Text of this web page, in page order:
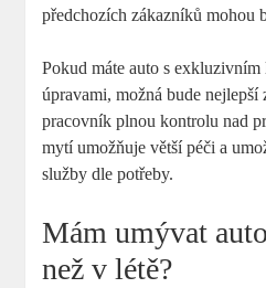
předchozích zákazníků mohou
Pokud máte auto s
úpravami, možná bude
pracovník plnou kontrolu nad
mytí umožňuje větší péči a
služby dle potřeby.
Mám umývat
než v létě?